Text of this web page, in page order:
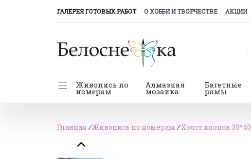
ГАЛЕРЕЯ ГОТОВЫХ РАБОТ(CURRENT)
О ХОББИ И ТВОРЧЕСТВЕ АКЦИИ
Живопись по
номерам
Алмазная
мозаика
Багетные
рамы
Главная /Живопись по номерам /Холст хлопок 30*40